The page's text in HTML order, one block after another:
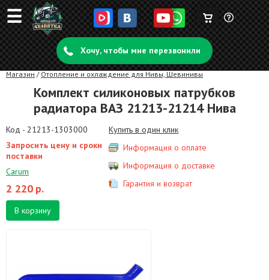
☰ Задать
вопрос
Корзина
пуста
Хочу, чтобы мне перезвонили
Магазин / Отопление и охлаждение для Нивы, Шевинивы
Комплект силиконовых патрубков
радиатора ВАЗ 21213-21214 Нива
Код - 21213-1303000
Запросить цену и сроки
поставки
Carum
2 220 р.
В корзину
Купить в один клик
Информация о оплате
Информация о доставке
Гарантия и возврат